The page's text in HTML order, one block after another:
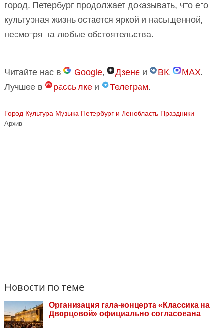
город. Петербург продолжает доказывать, что его
культурная жизнь остается яркой и насыщенной,
несмотря на любые обстоятельства.
Читайте нас в Google, Дзене и ВК. MAX.
Лучшее в
рассылке и Телеграм.
Город Культура Музыка Петербург и Ленобласть Праздники
Архив
Новости по теме
Организация гала-концерта «Классика на
Дворцовой» официально согласована